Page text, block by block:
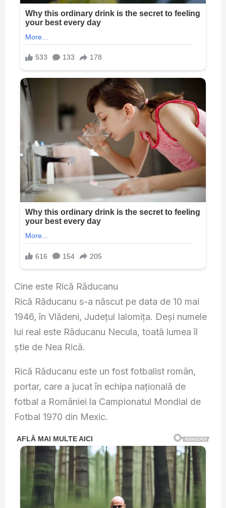
Cine este Rică Răducanu
Rică Răducanu s-a născut pe data de 10 mai
1946, în Vlădeni, Județul Ialomița. Deși numele
lui real este Răducanu Necula, toată lumea îl
știe de Nea Rică.
Rică Răducanu este un fost fotbalist român,
portar, care a jucat în echipa națională de
fotbal a României la Campionatul Mondial de
Fotbal 1970 din Mexic.